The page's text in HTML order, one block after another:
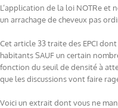
L’application de la loi NOTRe
un arrachage de cheveux pas
Cet article 33 traite des EPCI
habitants SAUF un certain
fonction du seuil de densité à
que les discussions vont faire
Voici un extrait dont vous ne